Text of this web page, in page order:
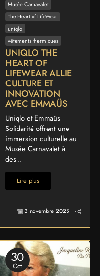
Musée Carnavalet
The Heart of LifeWear
uniqlo
vêtements thermiques
UNIQLO THE
HEART OF
LIFEWEAR ALLIE
CULTURE ET
INNOVATION
AVEC EMMAÜS
Uniqlo et Emmaüs
Solidarité offrent une
immersion culturelle au
Musée Carnavalet à
des...
Lire plus
3 novembre 2025
30
Oct